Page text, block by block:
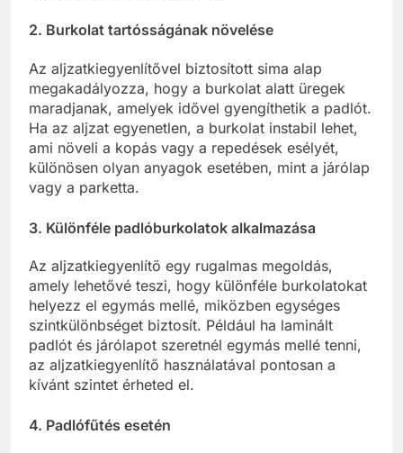
2. Burkolat tartósságának növelése
Az aljzatkiegyenlítővel biztosított sima alap
megakadályozza, hogy a burkolat alatt üregek
maradjanak, amelyek idővel gyengíthetik a padlót.
Ha az aljzat egyenetlen, a burkolat instabil lehet,
ami növeli a kopás vagy a repedések esélyét,
különösen olyan anyagok esetében, mint a járólap
vagy a parketta.
3. Különféle padlóburkolatok alkalmazása
Az aljzatkiegyenlítő egy rugalmas megoldás,
amely lehetővé teszi, hogy különféle burkolatokat
helyezz el egymás mellé, miközben egységes
szintkülönbséget biztosít. Például ha laminált
padlót és járólapot szeretnél egymás mellé tenni,
az aljzatkiegyenlítő használatával pontosan a
kívánt szintet érheted el.
4. Padlófűtés esetén